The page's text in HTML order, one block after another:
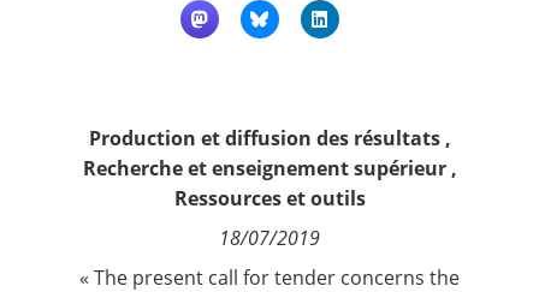
Qui sommes nous ?
Nous suivre
Production et diffusion des résultats,
Recherche et enseignement supérieur,
Ressources et outils
18/07/2019
« The present call for tender concerns the